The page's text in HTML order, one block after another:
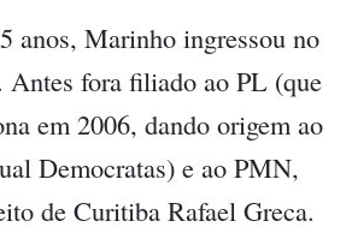
anos, Marinho ingressou no
Antes fora filiado ao PL (que
em 2006, dando origem ao
Democratas) e ao PMN,
de Curitiba Rafael Greca.